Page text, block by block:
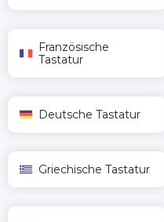
Französische
Tastatur
Deutsche Tastatur
Griechische Tastatur